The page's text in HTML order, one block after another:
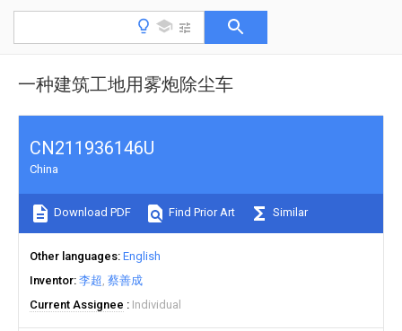
一种建筑工地用雾炮除尘车
CN211936146U
China
Download PDF Find Prior Art Similar
Other languages English
Inventor 李超 蔡善成
Current Assignee
Individual